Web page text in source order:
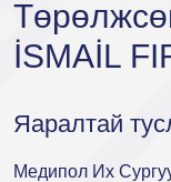
İSMAİL
Яаралтай
Медипол Их